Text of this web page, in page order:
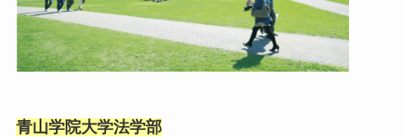
青山学院大学法学部